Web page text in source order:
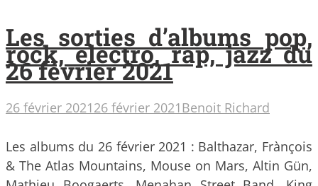
Les sorties d’albums pop,
rock, electro, rap, jazz du
26 février 2021
26 février 202126 février 2021 Benoit Richard
Les albums du 26 février 2021 : Balthazar, Frànçois
& The Atlas Mountains, Mouse on Mars, Altin Gün,